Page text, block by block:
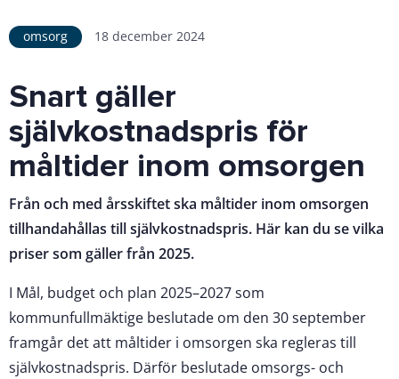
omsorg 18 december 2024
Snart gäller
självkostnadspris för
måltider inom omsorgen
Från och med årsskiftet ska måltider inom omsorgen
tillhandahållas till självkostnadspris. Här kan du se vilka
priser som gäller från 2025.
I Mål, budget och plan 2025–2027 som
kommunfullmäktige beslutade om den 30 september
framgår det att måltider i omsorgen ska regleras till
självkostnadspris. Därför beslutade omsorgs- och